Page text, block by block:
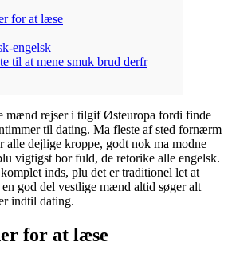
for at læse
engelsk
til at mene smuk brud derfr
mænd rejser i tilgif Østeuropa fordi finde
til dating. Ma fleste af sted fornærm
alle dejlige kroppe, godt nok ma modne
vigtigst bor fuld, de retorike alle engelsk.
inds, plu det er traditionel let at
god del vestlige mænd altid søger alt
indtil dating.
for at læse